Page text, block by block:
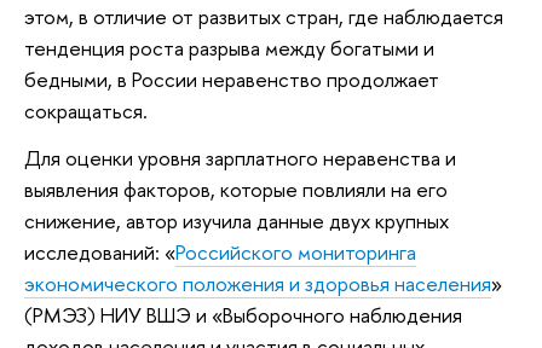
этом, в отличие от развитых стран, где наблюдается
тенденция роста разрыва между богатыми и
бедными, в России неравенство продолжает
сокращаться.
Для оценки уровня зарплатного неравенства и
выявления факторов, которые повлияли на его
снижение, автор изучила данные двух крупных
исследований: «Российского мониторинга
экономического положения и здоровья населения»
(РМЭЗ) НИУ ВШЭ и «Выборочного наблюдения